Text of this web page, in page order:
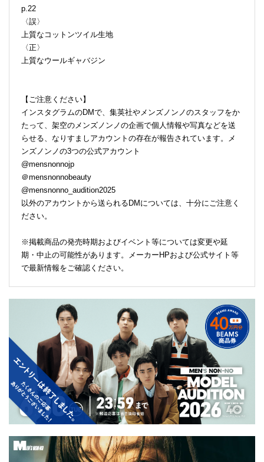
p.22
〈誤〉
上質なコットンツイル生地
〈正〉
上質なウールギャバジン
【ご注意ください】
インスタグラムのDMで、集英社やメンズノンノのスタッフをか
たって、架空のメンズノンノの企画で個人情報や写真などを送
らせる、なりすましアカウントの存在が報告されています。メ
ンズノンノの3つの公式アカウント
@mensnonnojp
＠mensnonnobeauty
@mensnonno_audition2025
以外のアカウントから送られるDMについては、十分にご注意く
ださい。
※掲載商品の発売時期およびイベント等については変更や延
期・中止の可能性があります。メーカーHPおよび公式サイト等
で最新情報をご確認ください。